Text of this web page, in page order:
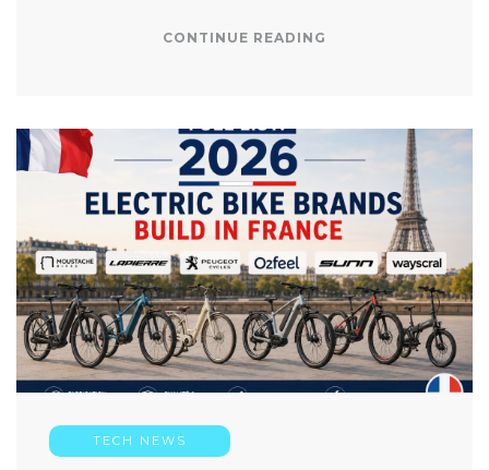
CONTINUE READING
TECH NEWS